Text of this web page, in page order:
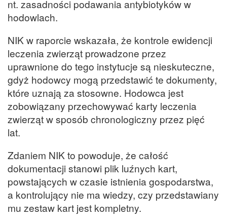
nt. zasadności podawania antybiotyków w
hodowlach.
NIK w raporcie wskazała, że kontrole ewidencji
leczenia zwierząt prowadzone przez
uprawnione do tego instytucje są nieskuteczne,
gdyż hodowcy mogą przedstawić te dokumenty,
które uznają za stosowne. Hodowca jest
zobowiązany przechowywać karty leczenia
zwierząt w sposób chronologiczny przez pięć
lat.
Zdaniem NIK to powoduje, że całość
dokumentacji stanowi plik luźnych kart,
powstających w czasie istnienia gospodarstwa,
a kontrolujący nie ma wiedzy, czy przedstawiany
mu zestaw kart jest kompletny.